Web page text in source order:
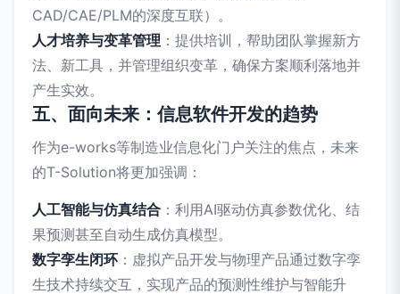
CAD/CAE/PLM的深度互联）。
人才培养与变革管理 ：提供培训，帮助团队掌握新方
法、新工具，并管理组织变革，确保方案顺利落地并
产生实效。
五、面向未来：信息软件开发的趋势
作为e-works等制造业信息化门户关注的焦点，未来
的T-Solution将更加强调：
人工智能与仿真结合 ：利用AI驱动仿真参数优化、结
果预测甚至自动生成仿真模型。
数字孪生闭环：虚拟产品开发与物理产品通过数字孪
生技术持续交互，实现产品的预测性维护与智能升